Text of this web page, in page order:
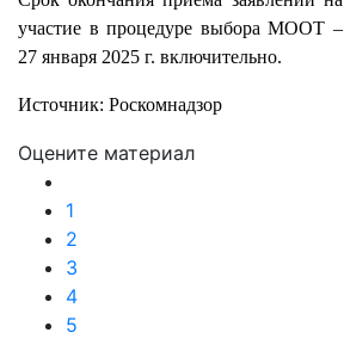
участие в процедуре выбора МООТ –
27 января 2025 г. включительно.
Источник: Роскомнадзор
Оцените материал
1
2
3
4
5